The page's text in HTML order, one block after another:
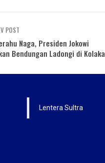
POST
Naga, Presiden Jokowi
Bendungan Ladongi di Kolaka
Lentera Sultra